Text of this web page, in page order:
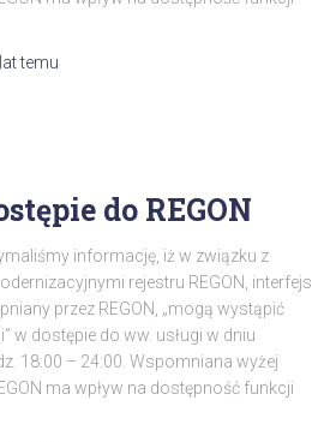
temu
do REGON
informację, iż w związku z
rejestru REGON, interfejs
przez REGON, „mogą wystąpić
w dostępie do ww. usługi w dniu
18:00 – 24:00. Wspomniana wyżej
ma wpływ na dostępność funkcji